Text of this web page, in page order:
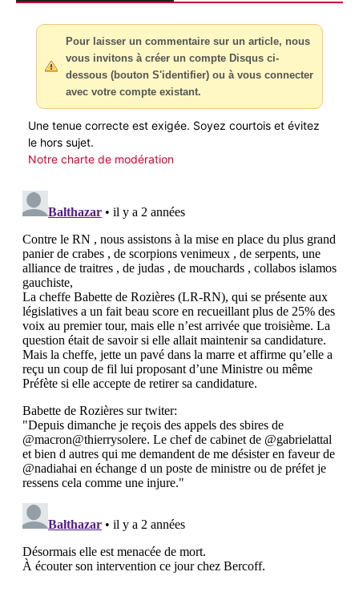
Pour laisser un commentaire sur un article, nous
vous invitons à créer un compte Disqus ci-
dessous (bouton S'identifier) ou à vous connecter
avec votre compte existant.
Une tenue correcte est exigée. Soyez courtois et évitez
le hors sujet.
Notre charte de modération